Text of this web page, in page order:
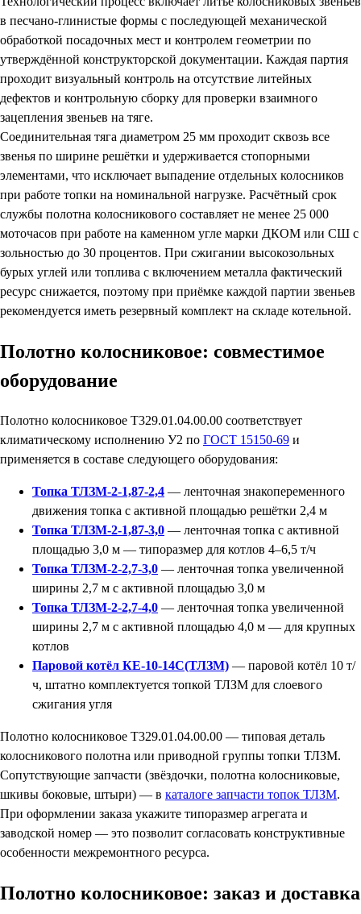
в песчано-глинистые формы с последующей механической
обработкой посадочных мест и контролем геометрии по
утверждённой конструкторской документации. Каждая партия
проходит визуальный контроль на отсутствие литейных
дефектов и контрольную сборку для проверки взаимного
зацепления звеньев на тяге.
Соединительная тяга диаметром 25 мм проходит сквозь все
звенья по ширине решётки и удерживается стопорными
элементами, что исключает выпадение отдельных колосников
при работе топки на номинальной нагрузке. Расчётный срок
службы полотна колосникового составляет не менее 25 000
моточасов при работе на каменном угле марки ДКОМ или СШ с
зольностью до 30 процентов. При сжигании высокозольных
бурых углей или топлива с включением металла фактический
ресурс снижается, поэтому при приёмке каждой партии звеньев
рекомендуется иметь резервный комплект на складе котельной.
Полотно колосниковое: совместимое
оборудование
Полотно колосниковое Т329.01.04.00.00 соответствует
климатическому исполнению У2 по ГОСТ 15150-69 и
применяется в составе следующего оборудования:
Топка ТЛЗМ-2-1,87-2,4 — ленточная знакопеременного
движения топка с активной площадью решётки 2,4 м
Топка ТЛЗМ-2-1,87-3,0 — ленточная топка с активной
площадью 3,0 м — типоразмер для котлов 4–6,5 т/ч
Топка ТЛЗМ-2-2,7-3,0 — ленточная топка увеличенной
ширины 2,7 м с активной площадью 3,0 м
Топка ТЛЗМ-2-2,7-4,0 — ленточная топка увеличенной
ширины 2,7 м с активной площадью 4,0 м — для крупных
котлов
Паровой котёл КЕ-10-14С(ТЛЗМ) — паровой котёл 10 т/
ч, штатно комплектуется топкой ТЛЗМ для слоевого
сжигания угля
Полотно колосниковое Т329.01.04.00.00 — типовая деталь
колосникового полотна или приводной группы топки ТЛЗМ.
Сопутствующие запчасти (звёздочки, полотна колосниковые,
шкивы боковые, штыри) — в каталоге запчасти топок ТЛЗМ.
При оформлении заказа укажите типоразмер агрегата и
заводской номер — это позволит согласовать конструктивные
особенности межремонтного ресурса.
Полотно колосниковое: заказ и доставка